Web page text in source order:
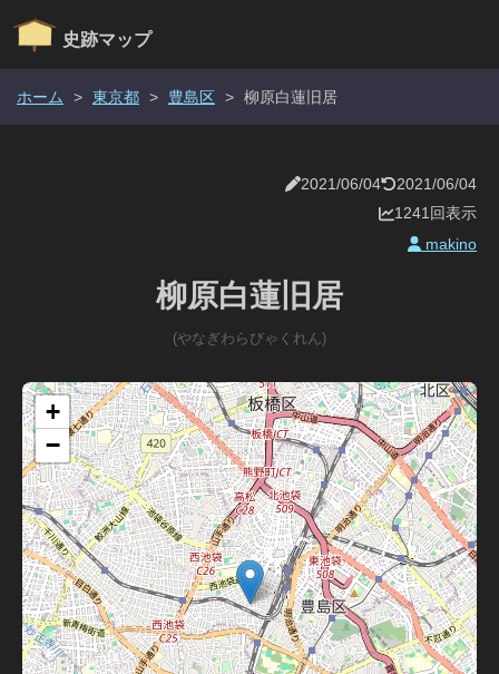
史跡マップ
ホーム > 東京都 > 豊島区 > 柳原白蓮旧居
2021/06/04
2021/06/04
1241回表示
makino
柳原白蓮旧居
(やなぎわらびゃくれん)
+
−